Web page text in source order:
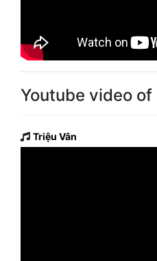
Youtube video of
Triệu Vân